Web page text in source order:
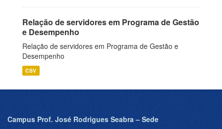
Relação de servidores em Programa de Gestão
e Desempenho
Relação de servidores em Programa de Gestão e
Desempenho
CSV
Campus Prof. José Rodrigues Seabra – Sede